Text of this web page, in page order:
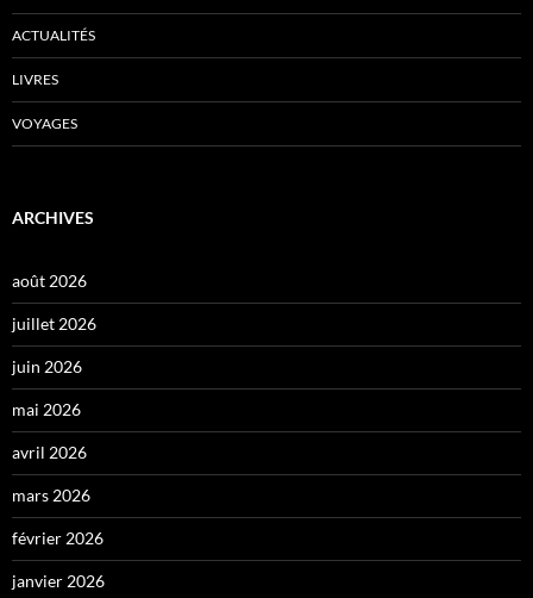
ACTUALITÉS
LIVRES
VOYAGES
ARCHIVES
août 2026
juillet 2026
juin 2026
mai 2026
avril 2026
mars 2026
février 2026
janvier 2026